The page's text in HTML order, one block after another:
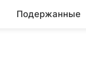
Подержанные